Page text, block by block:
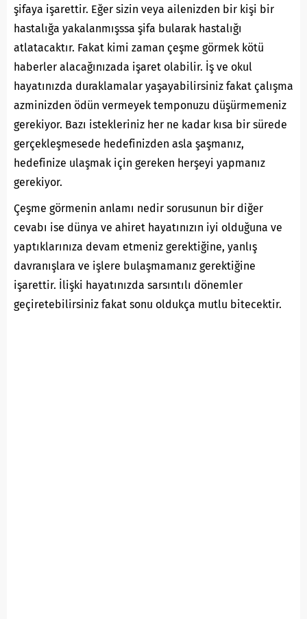
şifaya işarettir. Eğer sizin veya ailenizden bir kişi bir
hastalığa yakalanmışssa şifa bularak hastalığı
atlatacaktır. Fakat kimi zaman çeşme görmek kötü
haberler alacağınızada işaret olabilir. İş ve okul
hayatınızda duraklamalar yaşayabilirsiniz fakat çalışma
azminizden ödün vermeyek temponuzu düşürmemeniz
gerekiyor. Bazı istekleriniz her ne kadar kısa bir sürede
gerçekleşmesede hedefinizden asla şaşmanız,
hedefinize ulaşmak için gereken herşeyi yapmanız
gerekiyor.
Çeşme görmenin anlamı nedir sorusunun bir diğer
cevabı ise dünya ve ahiret hayatınızın iyi olduğuna ve
yaptıklarınıza devam etmeniz gerektiğine, yanlış
davranışlara ve işlere bulaşmamanız gerektiğine
işarettir. İlişki hayatınızda sarsıntılı dönemler
geçiretebilirsiniz fakat sonu oldukça mutlu bitecektir.